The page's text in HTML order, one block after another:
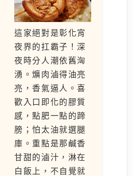
這家絕對是彰化宵
夜界的扛霸子！深
夜時分人潮依舊洶
湧。爌肉滷得油亮
亮，香氣逼人。喜
歡入口即化的膠質
感，點肥一點的蹄
膀；怕太油就選腿
庫。重點是那鹹香
甘甜的滷汁，淋在
白飯上，不自覺就